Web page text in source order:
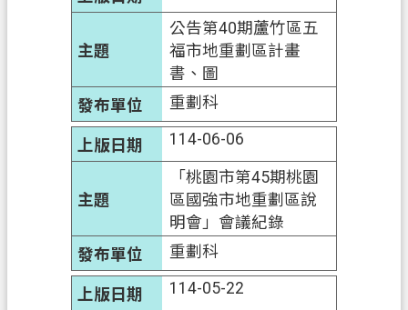
公告第40期蘆竹區五
福市地重劃區計畫
書、圖
重劃科
114-06-06
「桃園市第45期桃園
區國強市地重劃區說
明會」會議紀錄
重劃科
114-05-22